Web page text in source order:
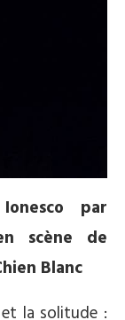
par
scène de
Blanc
et la solitude :